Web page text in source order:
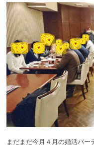
まだまだ今月４月の婚活パ